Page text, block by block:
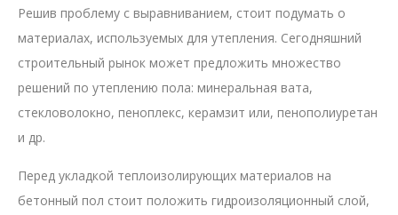
Решив проблему с выравниванием, стоит подумать о
материалах, используемых для утепления. Сегодняшний
строительный рынок может предложить множество
решений по утеплению пола: минеральная вата,
стекловолокно, пеноплекс, керамзит или, пенополиуретан
и др.
Перед укладкой теплоизолирующих материалов на
бетонный пол стоит положить гидроизоляционный слой,